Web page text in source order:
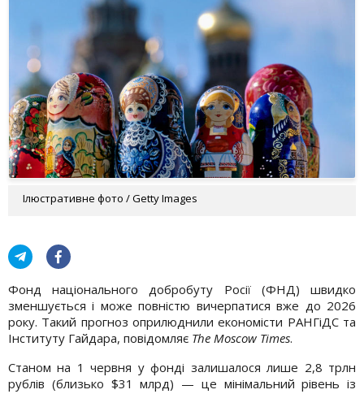
Ілюстративне фото / Getty Images
Фонд національного добробуту Росії (ФНД) швидко
зменшується і може повністю вичерпатися вже до 2026
року. Такий прогноз оприлюднили економісти РАНГіДС та
Інституту Гайдара, повідомляє The Moscow Times.
Станом на 1 червня у фонді залишалося лише 2,8 трлн
рублів (близько $31 млрд) — це мінімальний рівень із